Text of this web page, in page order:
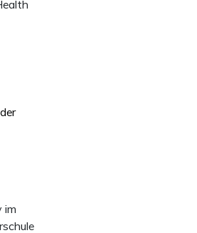
2026